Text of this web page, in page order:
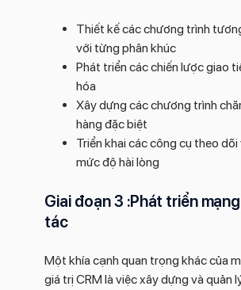
Thiết kế các chương trình
với từng phân khúc
Phát triển các chiến lược giao
hóa
Xây dựng các chương trình
hàng đặc biệt
Triển khai các công cụ theo dõi
mức độ hài lòng
Giai đoạn 3 :Phát triển
tác
Một khía cạnh quan trọng khác của
giá trị CRM là việc xây dựng và quản